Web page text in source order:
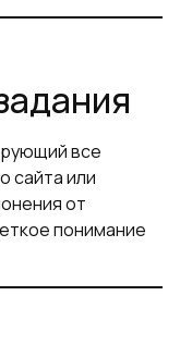
все
сайта или
от
понимание